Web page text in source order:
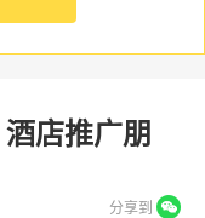
店推广朋
分享到